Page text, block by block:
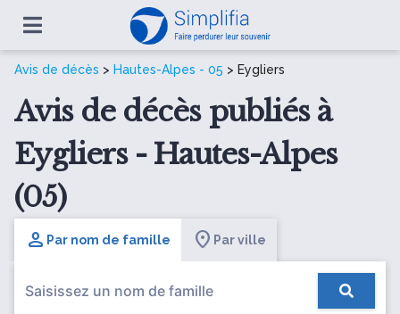
Avis de décès > Hautes-Alpes - 05 > Eygliers
Avis de décès publiés à
Eygliers - Hautes-Alpes
(05)
Par nom de famille Par ville